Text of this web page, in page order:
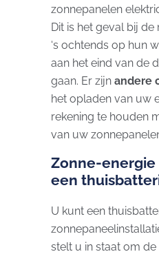
zonnepanelen
Dit is het geval bij
‘s ochtends op hun
aan het eind van de
gaan. Er zijn andere
het opladen van uw
rekening te houden
van uw
Zonne-
een
U kunt een
stelt u in staat om